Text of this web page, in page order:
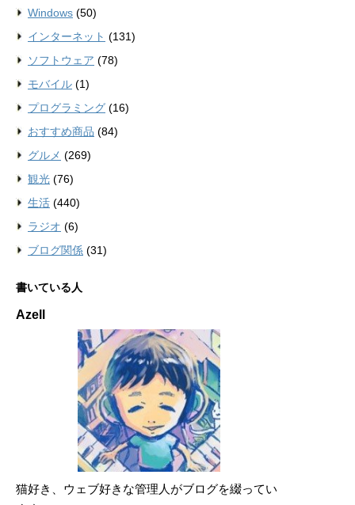
Windows (50)
インターネット (131)
ソフトウェア (78)
モバイル (1)
プログラミング (16)
おすすめ商品 (84)
グルメ (269)
観光 (76)
生活 (440)
ラジオ (6)
ブログ関係 (31)
書いている人
Azell
猫好き、ウェブ好きな管理人がブログを綴ってい